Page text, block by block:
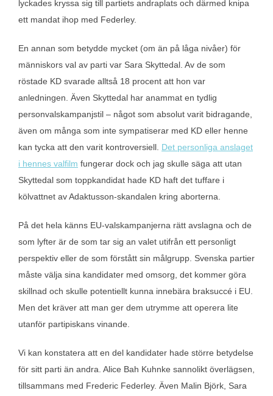
lyckades kryssa sig till partiets andraplats och därmed knipa
ett mandat ihop med Federley.
En annan som betydde mycket (om än på låga nivåer) för
människors val av parti var Sara Skyttedal. Av de som
röstade KD svarade alltså 18 procent att hon var
anledningen. Även Skyttedal har anammat en tydlig
personvalskampanjstil – något som absolut varit bidragande,
även om många som inte sympatiserar med KD eller henne
kan tycka att den varit kontroversiell. Det personliga anslaget
i hennes valfilm fungerar dock och jag skulle säga att utan
Skyttedal som toppkandidat hade KD haft det tuffare i
kölvattnet av Adaktusson-skandalen kring aborterna.
På det hela känns EU-valskampanjerna rätt avslagna och de
som lyfter är de som tar sig an valet utifrån ett personligt
perspektiv eller de som förstått sin målgrupp. Svenska partier
måste välja sina kandidater med omsorg, det kommer göra
skillnad och skulle potentiellt kunna innebära braksuccé i EU.
Men det kräver att man ger dem utrymme att operera lite
utanför partipiskans vinande.
Vi kan konstatera att en del kandidater hade större betydelse
för sitt parti än andra. Alice Bah Kuhnke sannolikt överlägsen,
tillsammans med Frederic Federley. Även Malin Björk, Sara